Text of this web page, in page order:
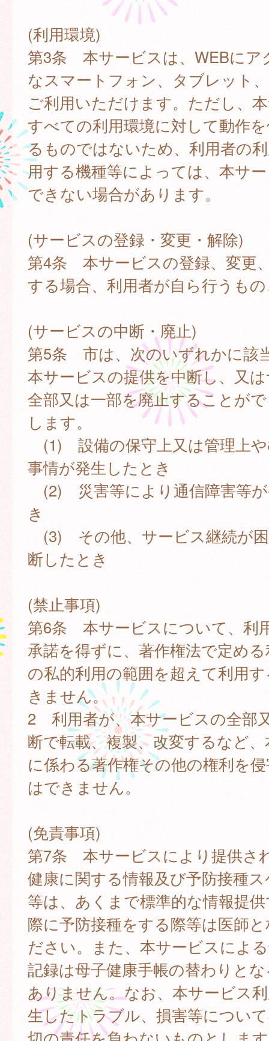
(利用環境)
第3条 本サービスは、WEBにア
なスマートフォン、タブレット
ご利用いただけます。ただし、
すべての利用環境に対して動作
るものではないため、利用者の
用する機種等によっては、本サ
できない場合があります。
(サービスの登録・変更・解除)
第4条 本サービスの登録、変更
する場合、利用者が自ら行うも
(サービスの中断・廃止)
第5条 市は、次のいずれかに該
本サービスの提供を中断し、又
全部又は一部を廃止することが
します。
(1) 設備の保守上又は管理上
事情が発生したとき
(2) 災害等により通信障害等
き
(3) その他、サービス継続が
断したとき
(禁止事項)
第6条 本サービスについて、利
承諾を得ずに、著作権法で定め
の私的利用の範囲を超えて利用
きません。
2 利用者が、本サービスの全部
断で転載、複製、改変するなど
に係わる著作権その他の権利を
はできません。
(免責事項)
第7条 本サービスにより提供さ
健康に関する情報及び予防接種
等は、あくまで標準的な情報提
際に予防接種をする際等は医師
ださい。また、本サービスによ
記録は母子健康手帳の替わりと
ありません。なお、本サービス
生したトラブル、損害等につい